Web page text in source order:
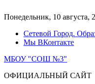
к
Понедельник, 10 августа,
Сетевой Город.
Мы ВКонтакте
МБОУ "СОШ №3"
ОФИЦИАЛЬНЫЙ САЙТ